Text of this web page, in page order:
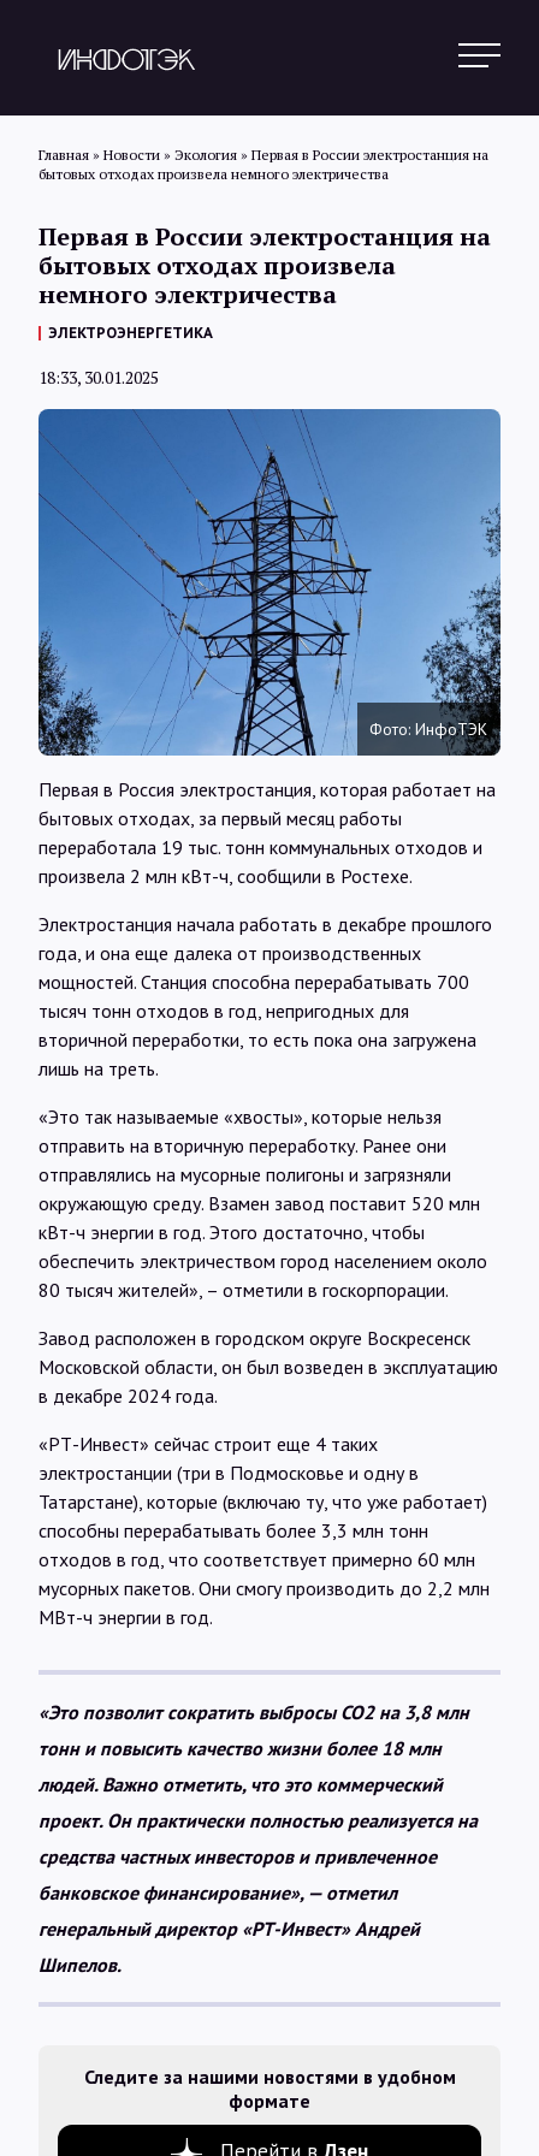
Новости
Обзоры
Интервью
Карты
О нас
@Infotek_Russia
Главная » Новости » Экология » Первая в России электростанция на
бытовых отходах произвела немного электричества
Первая в России электростанция на
бытовых отходах произвела
немного электричества
ЭЛЕКТРОЭНЕРГЕТИКА
18:33, 30.01.2025
Фото: ИнфоТЭК
Первая в Россия электростанция, которая работает на
бытовых отходах, за первый месяц работы
переработала 19 тыс. тонн коммунальных отходов и
произвела 2 млн кВт-ч, сообщили в Ростехе.
Электростанция начала работать в декабре прошлого
года, и она еще далека от производственных
мощностей. Станция способна перерабатывать 700
тысяч тонн отходов в год, непригодных для
вторичной переработки, то есть пока она загружена
лишь на треть.
«Это так называемые «хвосты», которые нельзя
отправить на вторичную переработку. Ранее они
отправлялись на мусорные полигоны и загрязняли
окружающую среду. Взамен завод поставит 520 млн
кВт-ч энергии в год. Этого достаточно, чтобы
обеспечить электричеством город населением около
80 тысяч жителей», – отметили в госкорпорации.
Завод расположен в городском округе Воскресенск
Московской области, он был возведен в эксплуатацию
в декабре 2024 года.
«РТ-Инвест» сейчас строит еще 4 таких
электростанции (три в Подмосковье и одну в
Татарстане), которые (включаю ту, что уже работает)
способны перерабатывать более 3,3 млн тонн
отходов в год, что соответствует примерно 60 млн
мусорных пакетов. Они смогу производить до 2,2 млн
МВт-ч энергии в год.
«Это позволит сократить выбросы CO2 на 3,8 млн
тонн и повысить качество жизни более 18 млн
людей. Важно отметить, что это коммерческий
проект. Он практически полностью реализуется на
средства частных инвесторов и привлеченное
банковское финансирование», — отметил
генеральный директор «РТ-Инвест» Андрей
Шипелов.
Следите за нашими новостями в удобном
формате